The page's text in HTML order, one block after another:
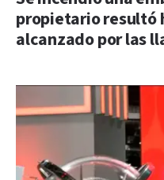
propietario resultó
alcanzado por las